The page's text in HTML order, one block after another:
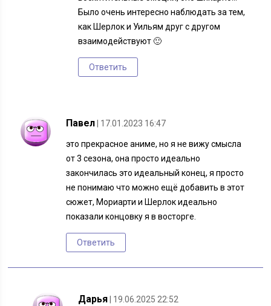
Было очень интересно наблюдать за тем,
как Шерлок и Уильям друг с другом
взаимодействуют 🙂
Ответить
Павел | 17.01.2023 16:47
это прекрасное аниме, но я не вижу смысла
от 3 сезона, она просто идеально
закончилась это идеальный конец, я просто
не понимаю что можно ещё добавить в этот
сюжет, Мориарти и Шерлок идеально
показали концовку я в восторге.
Ответить
Дарья | 19.06.2025 22:52